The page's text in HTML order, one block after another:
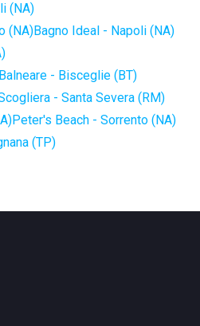
(NA)
(NA)Bagno Ideal - Napoli (NA)
- Bisceglie (BT)
- Santa Severa (RM)
Peter's Beach - Sorrento (NA)
(TP)